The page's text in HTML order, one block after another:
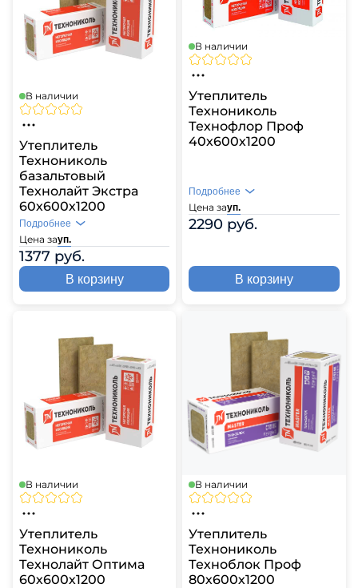
В наличии
Утеплитель
Технониколь
базальтовый
Технолайт Экстра
60х600х1200
Цена зауп.
1377 руб.
Подробнее
В корзину
В наличии
Утеплитель
Технониколь
Технофлор Проф
40х600х1200
Цена зауп.
2290 руб.
Подробнее
В корзину
В наличии
Утеплитель
Технониколь
Технолайт Оптима
60х600х1200
В наличии
Утеплитель
Технониколь
Техноблок Проф
80х600х1200